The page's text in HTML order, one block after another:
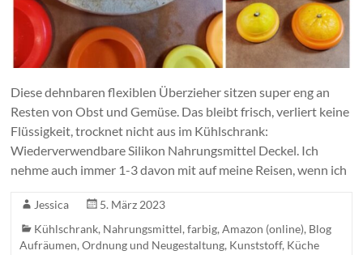
Diese dehnbaren flexiblen Überzieher sitzen super eng an
Resten von Obst und Gemüse. Das bleibt frisch, verliert keine
Flüssigkeit, trocknet nicht aus im Kühlschrank:
Wiederverwendbare Silikon Nahrungsmittel Deckel. Ich
nehme auch immer 1-3 davon mit auf meine Reisen, wenn ich
Jessica
5. März 2023
Kühlschrank, Nahrungsmittel,farbig,Amazon (online), Blog
Aufräumen, Ordnung und Neugestaltung, Kunststoff, Küche